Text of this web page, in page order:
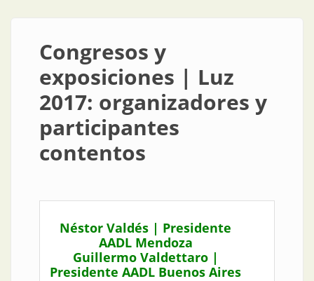
Congresos y
exposiciones | Luz
2017: organizadores y
participantes
contentos
Néstor Valdés | Presidente
AADL Mendoza
Guillermo Valdettaro |
Presidente AADL Buenos Aires